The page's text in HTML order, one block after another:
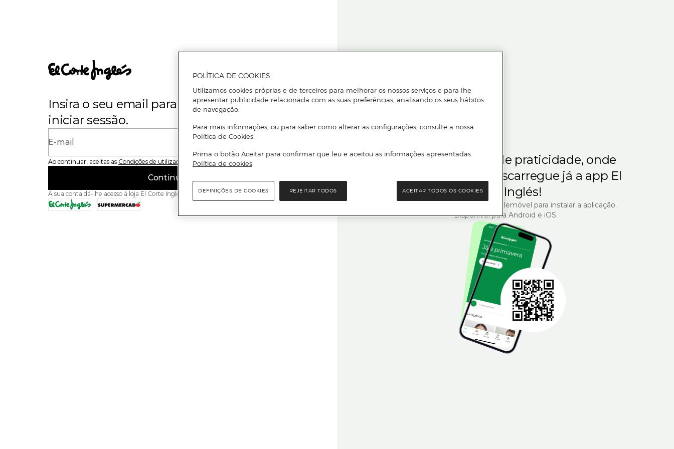
Insira o seu email para se registar ou
iniciar sessão.
E-mail
Ao continuar, aceitas as Condições de utilização do site
Continuar
A sua conta dá-lhe acesso à loja El Corte Inglés e ao Supermercado El Corte Inglés.
Para quem gosta de praticidade, onde
Descarregue já a app El
Corte Inglés!
Leia o código QR com o seu telemóvel para instalar a aplicação.
Disponível para Android e iOS.
POLÍTICA DE COOKIES
Utilizamos cookies próprias e de terceiros para melhorar os nossos serviços e para lhe
apresentar publicidade relacionada com as suas preferências, analisando os seus hábitos
de navegação.
Para mais informações, ou para saber como alterar as configurações, consulte a nossa
Política de Cookies.
Prima o botão Aceitar para confirmar que leu e aceitou as informações apresentadas.
Política de cookies
REJEITAR TODOS ACEITAR TODOS OS COOKIES
DEFINIÇÕES DE COOKIES